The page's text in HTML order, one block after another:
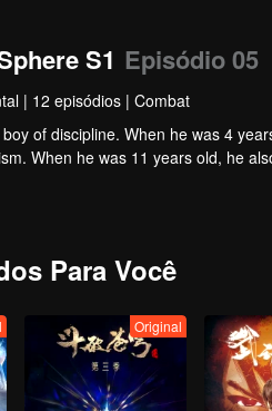
S1 Episódio 05
| 12 episódios | Combat
of discipline. When he was 4
When he was 11 years old, he
xiaoyan lost his power. He
Para Você
Original